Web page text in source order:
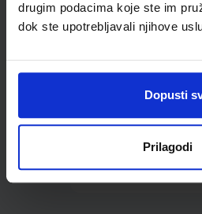
drugim podacima koje ste im
dok ste upotrebljavali njihove
Dopusti
Prilagodi
0,85 €